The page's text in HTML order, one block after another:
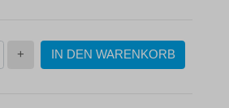
+ IN DEN WARENKORB